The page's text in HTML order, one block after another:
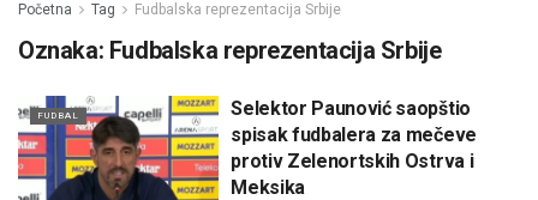
Početna Tag Fudbalska reprezentacija Srbije
Oznaka: Fudbalska reprezentacija Srbije
FUDBAL
Selektor Paunović saopštio
spisak fudbalera za mečeve
protiv Zelenortskih Ostrva i
Meksika